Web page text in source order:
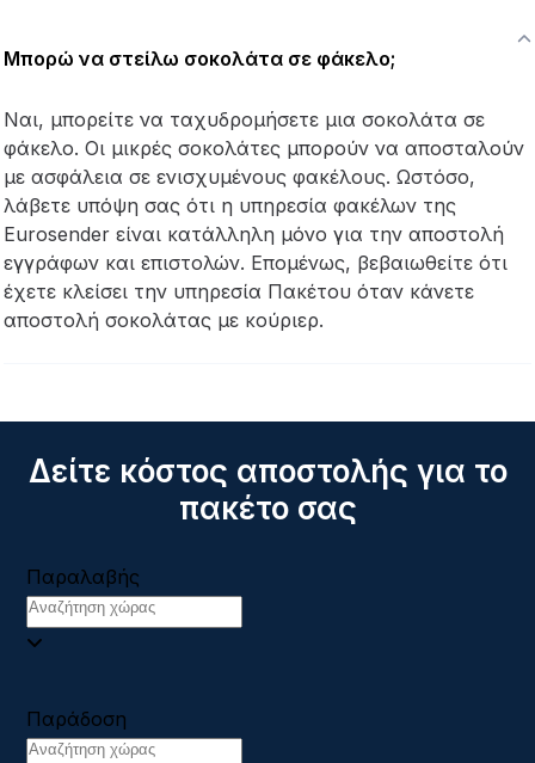
Μπορώ να στείλω σοκολάτα σε φάκελο;
Ναι, μπορείτε να ταχυδρομήσετε μια σοκολάτα σε
φάκελο. Οι μικρές σοκολάτες μπορούν να αποσταλούν
με ασφάλεια σε ενισχυμένους φακέλους. Ωστόσο,
λάβετε υπόψη σας ότι η υπηρεσία φακέλων της
Eurosender είναι κατάλληλη μόνο για την αποστολή
εγγράφων και επιστολών. Επομένως, βεβαιωθείτε ότι
έχετε κλείσει την υπηρεσία Πακέτου όταν κάνετε
αποστολή σοκολάτας με κούριερ.
Δείτε κόστος αποστολής για το
πακέτο σας
Παραλαβής
Παράδοση